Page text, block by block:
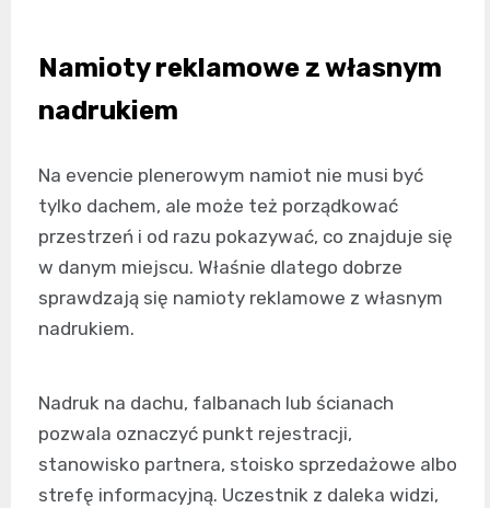
Namioty reklamowe z własnym
nadrukiem
Na evencie plenerowym namiot nie musi być
tylko dachem, ale może też porządkować
przestrzeń i od razu pokazywać, co znajduje się
w danym miejscu. Właśnie dlatego dobrze
sprawdzają się namioty reklamowe z własnym
nadrukiem.
Nadruk na dachu, falbanach lub ścianach
pozwala oznaczyć punkt rejestracji,
stanowisko partnera, stoisko sprzedażowe albo
strefę informacyjną. Uczestnik z daleka widzi,